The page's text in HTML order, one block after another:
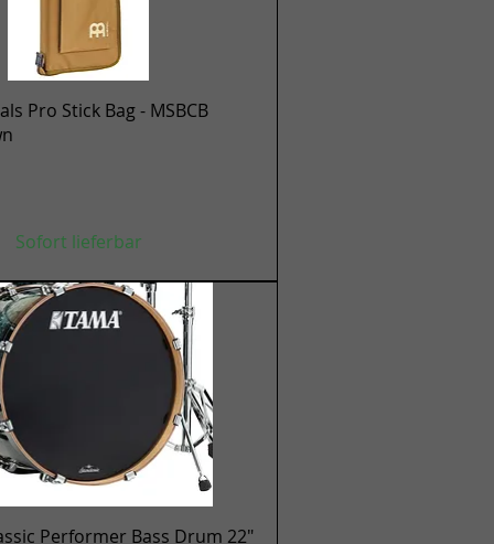
Schnellansicht
Pro Stick Bag - MSBCB
Sofort lieferbar
Schnellansicht
Performer Bass Drum 22"